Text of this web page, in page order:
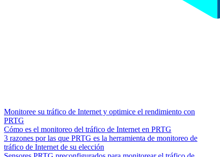
Monitoree su tráfico de Internet y optimice el rendimiento con
PRTG
Cómo es el monitoreo del tráfico de Internet en PRTG
3 razones por las que PRTG es la herramienta de monitoreo de
tráfico de Internet de su elección